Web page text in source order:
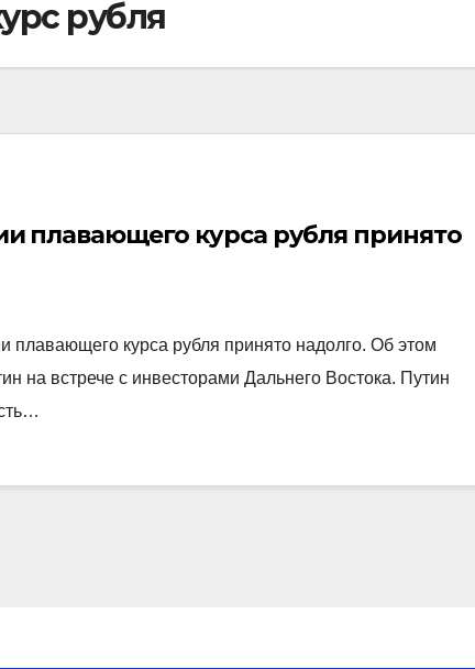
рубля
плавающего курса рубля принято
плавающего курса рубля принято надолго. Об этом
на встрече с инвесторами Дальнего Востока. Путин